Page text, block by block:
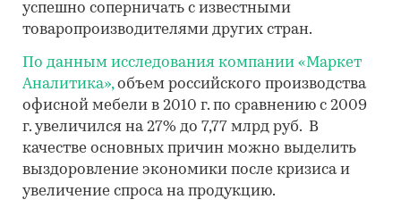
успешно соперничать с известными
товаропроизводителями других стран.
По данным исследования компании «Маркет
Аналитика»,объем российского производства
офисной мебели в 2010 г. по сравнению с 2009
г. увеличился на 27% до 7,77 млрд руб. В
качестве основных причин можно выделить
выздоровление экономики после кризиса и
увеличение спроса на продукцию.